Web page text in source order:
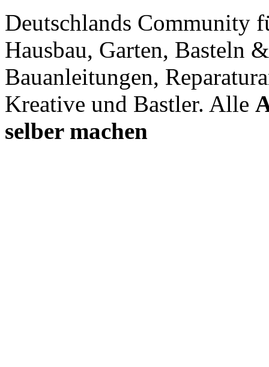
Deutschlands Community
Hausbau, Garten, Basteln
Bauanleitungen,
Kreative und Bastler. Alle
selber machen